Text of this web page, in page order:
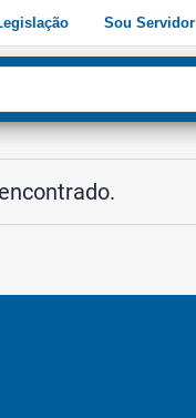
Sou Servidor